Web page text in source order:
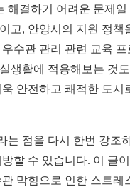
해결하기 어려운 문제일
고, 안양시의 지원 정책
수관 관리 관련 교육 프
생활에 적용해보는 것
안전하고 쾌적한 도시
는 점을 다시 한번 강조
할 수 있습니다. 이 글
막힘으로 인한 스트레